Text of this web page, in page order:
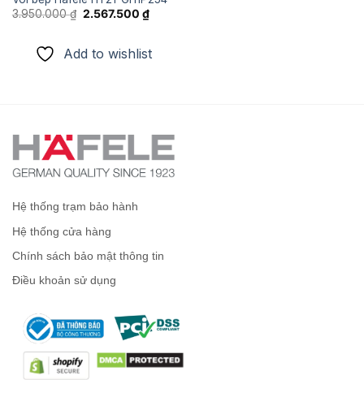
3.950.000₫ Giá
2.567.500 ₫Giá
hiện
2.567.500 ₫.
Add to wishlist
Hệ thống trạm bảo hành
Hệ thống cửa hàng
Chính sách bảo mật thông tin
Điều khoản sử dụng